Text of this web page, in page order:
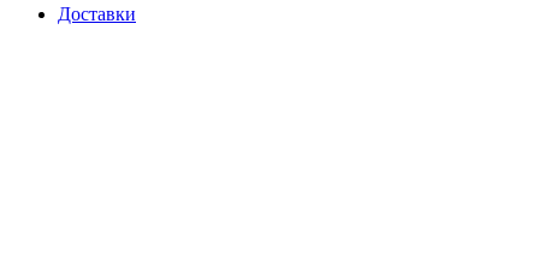
Доставки